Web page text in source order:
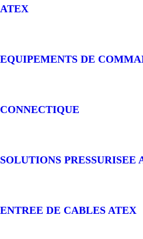
ATEX
EQUIPEMENTS DE
CONNECTIQUE
SOLUTIONS PRESSURISEE
ENTREE DE CABLES ATEX